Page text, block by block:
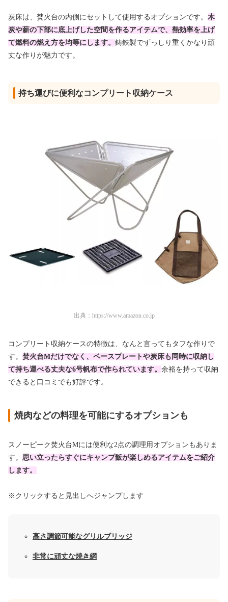
炭床は、焚火台の内側にセットして使用するオプションです。 木
炭や薪の下部に底上げした空間を作るアイテムで、熱効率を上げ
て燃料の燃え方を均等にします。 鋳鉄製でずっしり重くかなり頑
丈な作りが魅力です。
持ち運びに便利なコンプリート収納ケース
出典： https://www.amazon.co.jp
コンプリート収納ケースの特徴は、なんと言ってもタフな作りで
す。 焚火台Mだけでなく、ベースプレートや炭床も同時に収納し
て持ち運べる丈夫な6号帆布で作られています。 余裕を持って収納
できると口コミでも好評です。
焼肉などの料理を可能にするオプションも
スノーピーク焚火台Mには便利な2点の調理用オプションもありま
す。 思い立ったらすぐにキャンプ飯が楽しめるアイテムをご紹介
します。
※クリックすると見出しへジャンプします
高さ調節可能なグリルブリッジ
非常に頑丈な焼き網